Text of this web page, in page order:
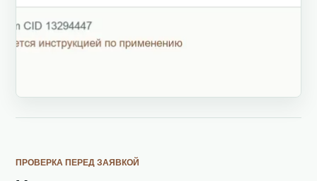
ПРОВЕРКА ПЕРЕД ЗАЯВКОЙ